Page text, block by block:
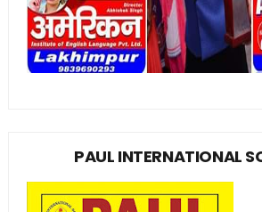
PAUL INTERNATIONAL